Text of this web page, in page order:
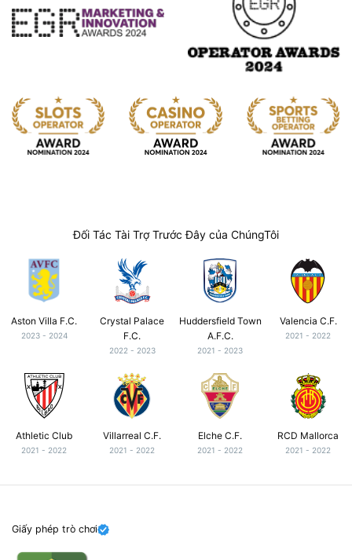
Đối Tác Tài Trợ Trước Đây của ChúngTôi
Aston Villa F.C.
2023 - 2024
Crystal Palace
F.C.
2022 - 2023
Huddersfield Town
A.F.C.
2021 - 2023
Valencia C.F.
2021 - 2022
Athletic Club
2021 - 2022
Villarreal C.F.
2021 - 2022
Elche C.F.
2021 - 2022
RCD Mallorca
2021 - 2022
Giấy phép trò chơi